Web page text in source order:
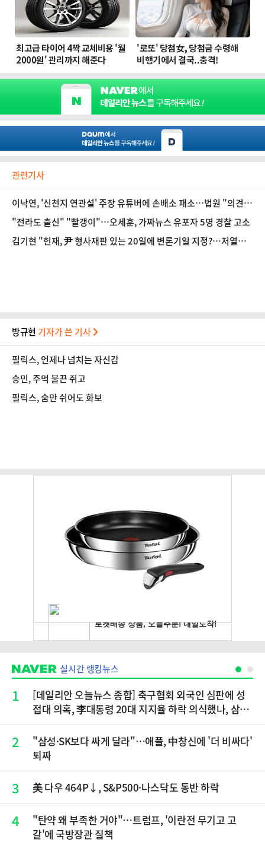
관련기사
이낙연, '신천지 연관설' 주장 유튜버에 손배소 패소…법원 "의견
표명"
"전라도 출신" "빨갱이"…오세훈, 가짜뉴스 유포자 5명 경찰 고소
김기현 "헌재, 尹 형사재판 있는 20일에 변론기일 지정?…저열한
방규현 기자가 쓴 기사
필릭스, 언제나 넘치는 자신감
승민, 주먹 불끈 쥐고
필릭스, 숨만 쉬어도 화보
실시간 랭킹뉴스
1
[데일리안 오늘뉴스 종합] 축구협회 외국인 심판에 성
접대 의혹, 李대통령 20대 지지율 하락 의식했나, 삼전
재점화, 김민석 "과반 승리 가능성 99%" 등
2
"삼성·SK보다 싸게 달라"…애플, 中창신에 '더 비싸다'
퇴짜
3 美 다우 464P↓, S&P500·나스닥도 동반 하락
4
"탄약 왜 부족한 거야"…트럼프, '이란전 무기고 고
갈'에 국방장관 질책